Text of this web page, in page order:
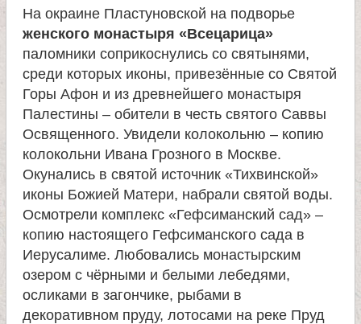
л
е
и
м
о
н
а
На окраине Пластуновской на подворье
женского монастыря «Всецарица»
паломники соприкоснулись со святынями,
среди которых иконы, привезённые со Святой
Горы Афон и из древнейшего монастыря
Палестины – обители в честь святого Саввы
Освященного. Увидели колокольню – копию
колокольни Ивана Грозного в Москве.
Окунались в святой источник «Тихвинской»
иконы Божией Матери, набрали святой воды.
Осмотрели комплекс «Гефсиманский сад» –
копию настоящего Гефсиманского сада в
Иерусалиме. Любовались монастырским
озером с чёрными и белыми лебедями,
осликами в загончике, рыбами в
декоративном пруду, лотосами на реке Пруд